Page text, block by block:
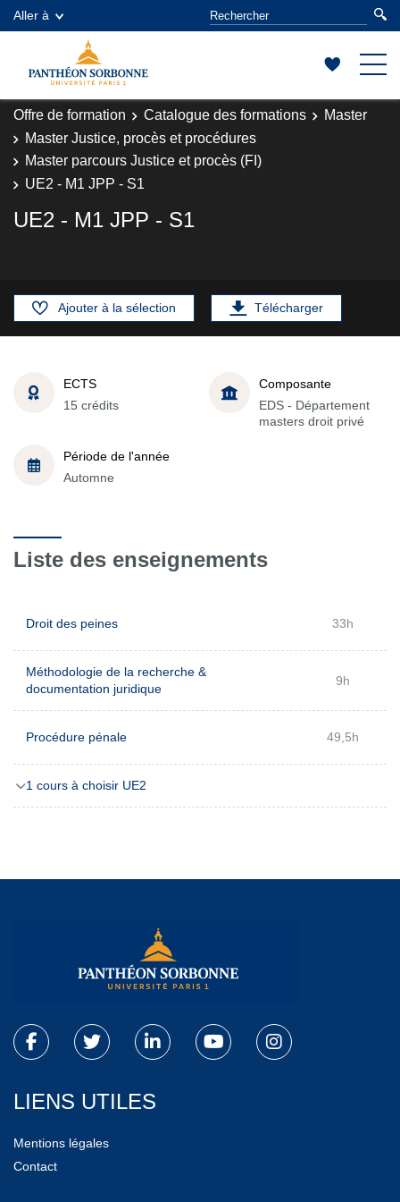
Aller à
Offre de formation Catalogue des formations
Master
Master Justice, procès et procédures
Master parcours Justice et procès (FI)
UE2 - M1 JPP - S1
UE2 - M1 JPP - S1
Ajouter à la sélection Télécharger
ECTS
15 crédits
Composante
EDS - Département
masters droit privé
Période de l'année
Automne
Liste des enseignements
Droit des peines 33h
Méthodologie de la recherche &
documentation juridique
9h
Procédure pénale 49,5h
1 cours à choisir UE2
LIENS UTILES
Mentions légales
Contact